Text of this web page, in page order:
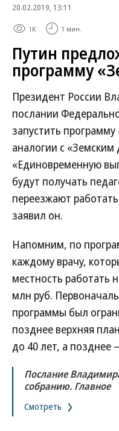
20.02.2019, 13:11
1K 1 мин.
Путин
программу
Президент России
послании
запустить
аналогии с «Земским
«Единовременную
будут получать
переезжают
заявил он.
Напомним, по
каждому врачу,
местность работать
млн руб.
программы был
позднее верхняя
до 40 лет, а позднее
Послание
собранию. Главное
Смотреть